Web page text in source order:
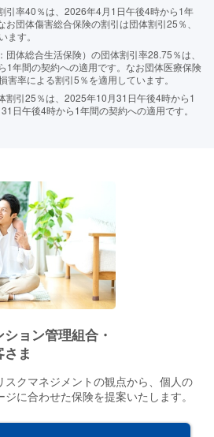
引率40％は、2026年4⽉1⽇午後4時から1年
団体傷害総合保険の割引は団体割引25％、
す。
体総合⽣活保険）の団体割引率28.75％は、
1年間の契約への適⽤です。なお団体医療保険
害率による割引5％を適⽤しています。
割引25％は、2025年10月31日午後4時から1
日午後4時から1年間の契約への適用です。
ョン管理組合・
ま
クマネジメントの観点から、個人の
に合わせた保険を提案いたします。